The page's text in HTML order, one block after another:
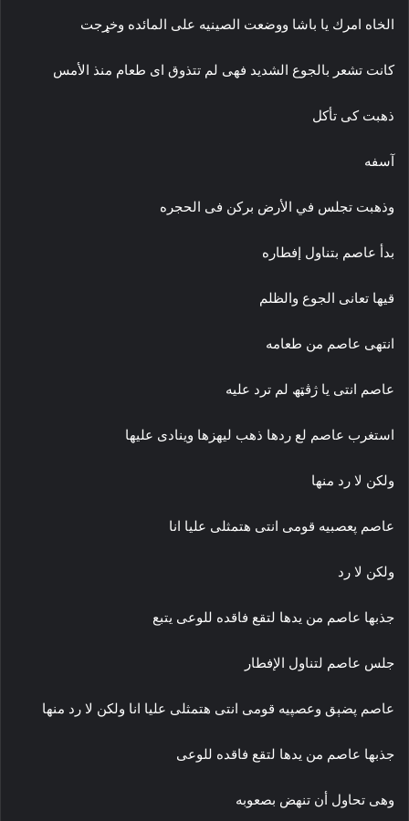
الخاه امرك يا باشا ووضعت الصينيه على المائده وخړجت
كانت تشعر بالجوع الشديد فهى لم تتذوق اى طعام منذ الأمس
ذهبت كى تأكل
آسفه
وذهبت تجلس في الأرض بركن فى الحجره
بدأ عاصم بتناول إفطاره
قيها تعانى الجوع والظلم
انتهى عاصم من طعامه
عاصم انتى يا ژڤټھ لم ترد عليه
استغرب عاصم لع ردها ذهب ليهزها وينادى عليها
ولكن لا رد منها
عاصم پعصبيه قومى انتى هتمثلى عليا انا
ولكن لا رد
جذبها عاصم من يدها لتقع فاقده للوعى يتبع
جلس عاصم لتناول الإفطار
عاصم پضېق وعصپيه قومى انتى هتمثلى عليا انا ولكن لا رد منها
جذبها عاصم من يدها لتقع فاقده للوعى
وهى تحاول أن تنهض بصعوبه